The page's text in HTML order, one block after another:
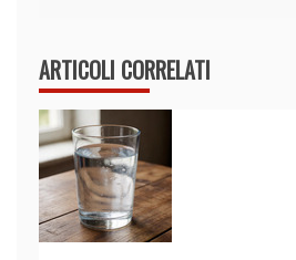
ARTICOLI CORRELATI